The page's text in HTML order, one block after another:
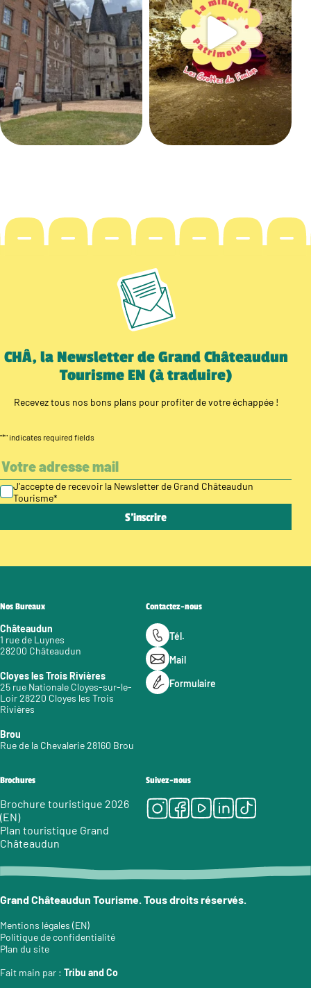
CHÂ, la Newsletter de Grand Châteaudun
Tourisme EN (à traduire)
Recevez tous nos bons plans pour profiter de votre échappée !
"*" indicates required fields
J’accepte de recevoir la Newsletter de Grand Châteaudun
Tourisme*
Nos Bureaux
Châteaudun
1 rue de Luynes
28200 Châteaudun
Cloyes les Trois Rivières
25 rue Nationale Cloyes-sur-le-
Loir 28220 Cloyes les Trois
Rivières
Brou
Rue de la Chevalerie 28160 Brou
Contactez-nous
Tél.
Mail
Formulaire
Brochures
Brochure touristique 2026
(EN)
Plan touristique Grand
Châteaudun
Suivez-nous
Instagram
Facebook
Youtube
LinkedIn
Tiktok
Grand Châteaudun Tourisme. Tous droits réservés.
Mentions légales (EN)
Politique de confidentialité
Plan du site
Fait main par : Tribu and Co